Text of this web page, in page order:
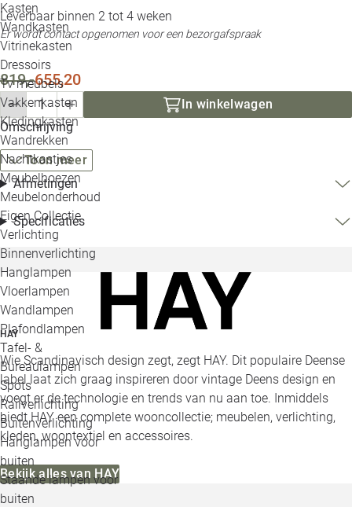
Kasten
Wandkasten
Vitrinekasten
Dressoirs
Tv meubels
Vakkenkasten
Kledingkasten
Wandrekken
Nachtkastjes
Meubelhoezen
Meubelonderhoud
Eigen Collectie
Verlichting
Binnenverlichting
Hanglampen
Vloerlampen
Wandlampen
Plafondlampen
Tafel- &
Bureaulampen
Spots
Railverlichting
Buitenverlichting
Hanglampen voor
buiten
Staande lampen voor
buiten
Leverbaar binnen 2 tot 4 weken
Er wordt contact opgenomen voor een bezorgafspraak
819,-655,20
In winkelwagen
Omschrijving
Toon meer
Afmetingen
Specificaties
HAY
Wie Scandinavisch design zegt, zegt HAY. Dit populaire Deense
label laat zich graag inspireren door vintage Deens design en
voegt er de technologie en trends van nu aan toe. Inmiddels
biedt HAY een complete wooncollectie; meubelen, verlichting,
kleden, woontextiel en accessoires.
Bekijk alles van HAY